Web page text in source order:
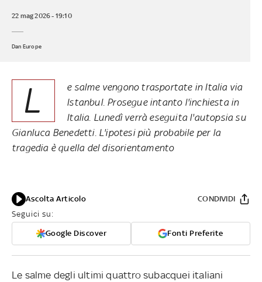
22 mag 2026 - 19:10
Dan Europe
L
e salme vengono trasportate in Italia via
Istanbul. Prosegue intanto l'inchiesta in
Italia. Lunedì verrà eseguita l'autopsia su
Gianluca Benedetti. L'ipotesi più probabile per la
tragedia è quella del disorientamento
Ascolta Articolo
Seguici su:
Google Discover Fonti Preferite
CONDIVIDI
Le salme degli ultimi quattro subacquei italiani